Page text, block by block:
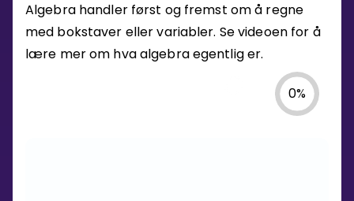
Algebra handler først og fremst om å regne
med bokstaver eller variabler. Se videoen for å
lære mer om hva algebra egentlig er.
0%